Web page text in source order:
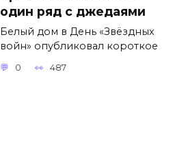
один ряд с джедаями
Белый дом в День «Звёздных
войн» опубликовал короткое
0 487